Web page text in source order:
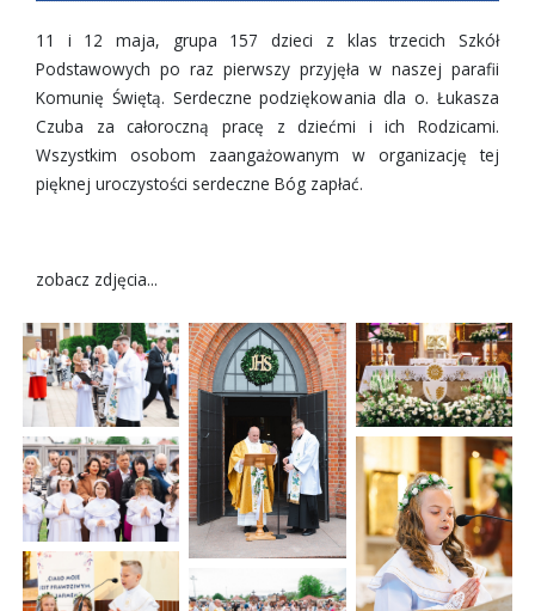
11 i 12 maja, grupa 157 dzieci z klas trzecich Szkół
Podstawowych po raz pierwszy przyjęła w naszej parafii
Komunię Świętą. Serdeczne podziękowania dla o. Łukasza
Czuba za całoroczną pracę z dziećmi i ich Rodzicami.
Wszystkim osobom zaangażowanym w organizację tej
pięknej uroczystości serdeczne Bóg zapłać.
zobacz zdjęcia...